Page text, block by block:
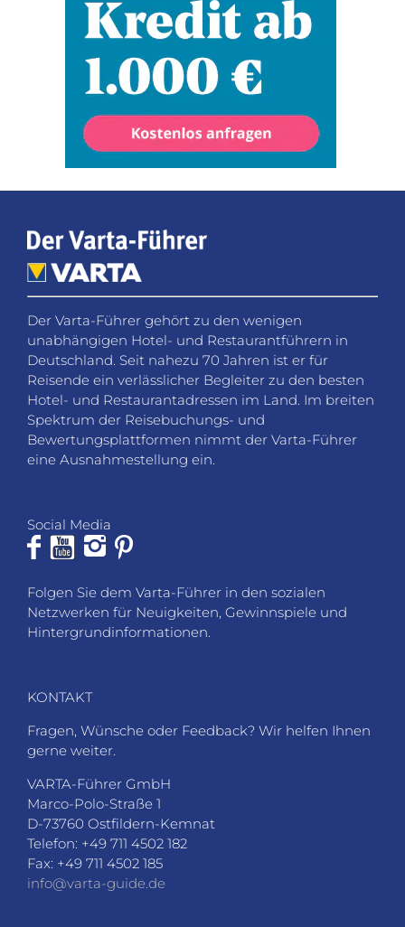
Der Varta-Führer gehört zu den wenigen
unabhängigen Hotel- und Restaurantführern in
Deutschland. Seit nahezu 70 Jahren ist er für
Reisende ein verlässlicher Begleiter zu den besten
Hotel- und Restaurantadressen im Land. Im breiten
Spektrum der Reisebuchungs- und
Bewertungsplattformen nimmt der Varta-Führer
eine Ausnahmestellung ein.
Social Media
Folgen Sie dem Varta-Führer in den sozialen
Netzwerken für Neuigkeiten, Gewinnspiele und
Hintergrundinformationen.
KONTAKT
Fragen, Wünsche oder Feedback? Wir helfen Ihnen
gerne weiter.
VARTA-Führer GmbH
Marco-Polo-Straße 1
D-73760 Ostfildern-Kemnat
Telefon: +49 711 4502 182
Fax: +49 711 4502 185
info@varta-guide.de